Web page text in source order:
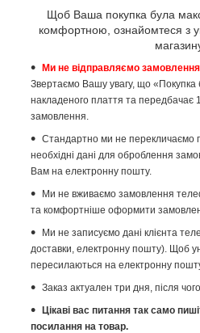
Щоб Ваша покупка була
комфортною, ознайомтеся з
Ми не відправляємо
Звертаємо Вашу увагу, що «Покупка
накладеного плаття та передбачає
замовлення.
Стандартно ми не перекличаємо
необхідні дані для оброблення
Вам на електронну пошту.
Ми не вживаємо замовлення
та комфортніше оформити
Ми не записуємо дані клієнта
доставки, електронну пошту). Щоб
пересилаються на електронну
Заказ актуален три дня, після
Цікаві вас питання так само
посилання на товар.